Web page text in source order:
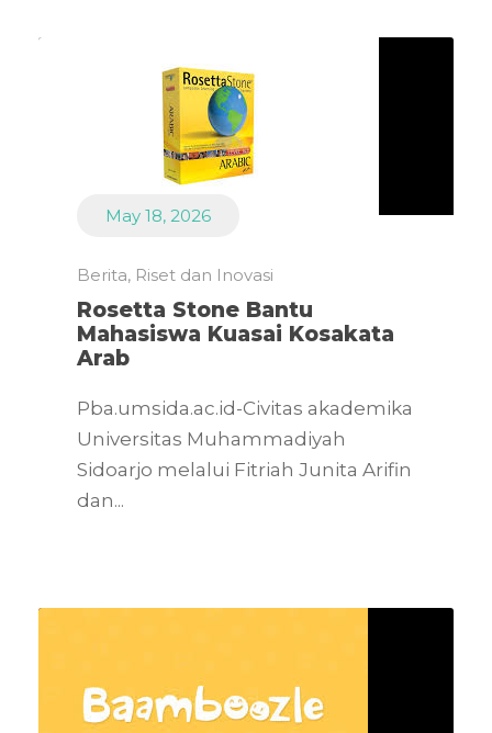
May 18, 2026
Berita, Riset dan Inovasi
Rosetta Stone Bantu
Mahasiswa Kuasai Kosakata
Arab
Pba.umsida.ac.id-Civitas akademika
Universitas Muhammadiyah
Sidoarjo melalui Fitriah Junita Arifin
dan...